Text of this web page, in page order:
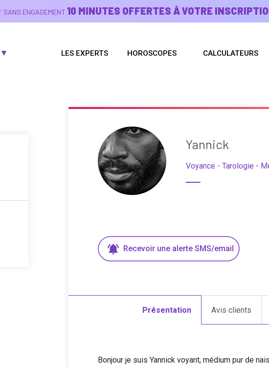
SANS ENGAGEMENT 10 MINUTES OFFERTES À VOTRE
LES EXPERTS HOROSCOPES CALCULATEURS
Yannick
Voyance - Tarologie -
Recevoir une alerte SMS/email
Présentation Avis clients
Bonjour je suis Yannick voyant, médium pur de